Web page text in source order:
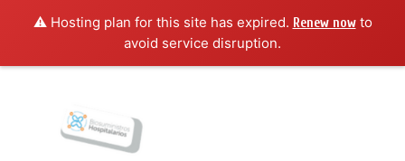
⚠️ Hosting plan for this site has expired. Renew nowto
avoid service disruption.